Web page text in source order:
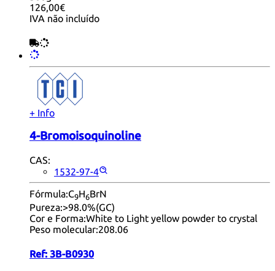
126,00€
IVA não incluído
+ Info
4-Bromoisoquinoline
CAS:
1532-97-4
Fórmula:C9H6BrN
Pureza:>98.0%(GC)
Cor e Forma:White to Light yellow powder to crystal
Peso molecular:208.06
Ref: 3B-B0930